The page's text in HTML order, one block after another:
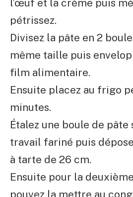
l’œuf et la crème puis
pétrissez.
Divisez la pâte en 2
même taille puis
film alimentaire.
Ensuite placez au frigo
minutes.
Étalez une boule de pâte
travail fariné puis
à tarte de 26 cm.
Ensuite pour la
pouvez la mettre au